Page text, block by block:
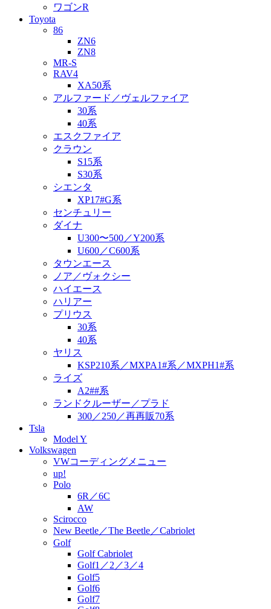
ワゴンR
Toyota
86
ZN6
ZN8
MR-S
RAV4
XA50系
アルファード／ヴェルファイア
30系
40系
エスクファイア
クラウン
S15系
S30系
シエンタ
XP17#G系
センチュリー
ダイナ
U300〜500／Y200系
U600／C600系
タウンエース
ノア／ヴォクシー
ハイエース
ハリアー
プリウス
30系
40系
ヤリス
KSP210系／MXPA1#系／MXPH1#系
ライズ
A2##系
ランドクルーザー／プラド
300／250／再再販70系
Tsla
Model Y
Volkswagen
VWコーディングメニュー
up!
Polo
6R／6C
AW
Scirocco
New Beetle／The Beetle／Cabriolet
Golf
Golf Cabriolet
Golf1／2／3／4
Golf5
Golf6
Golf7